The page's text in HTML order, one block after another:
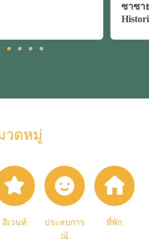
ซาซายามะ (Tamba Sasayama
วดหมู่
อีเวนท์
ประสบการ
ณ์
ที่พัก